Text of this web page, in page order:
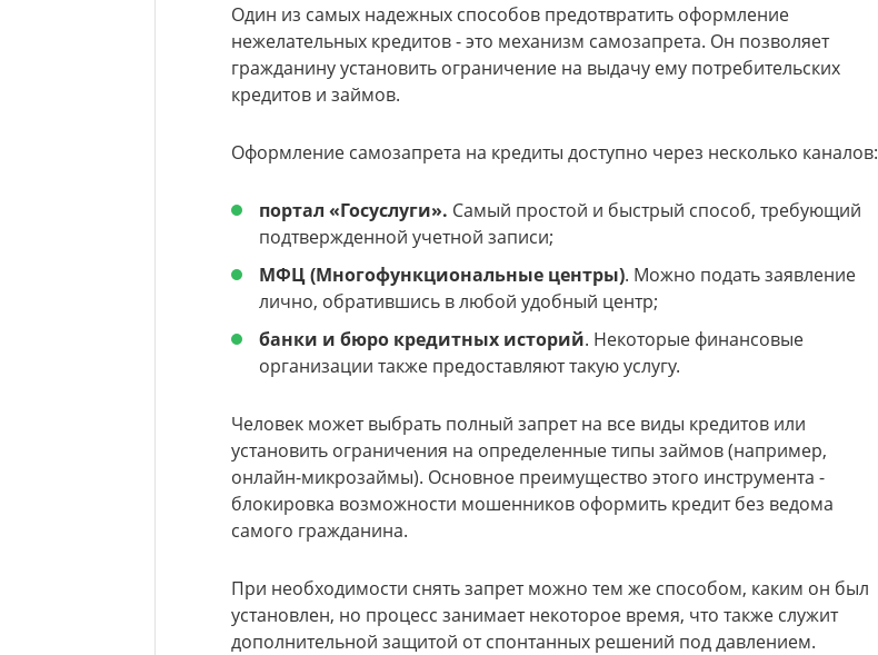
Один из самых надежных способов предотвратить оформление
нежелательных кредитов - это механизм самозапрета. Он позволяет
гражданину установить ограничение на выдачу ему потребительских
кредитов и займов.
Оформление самозапрета на кредиты доступно через несколько каналов:
портал «Госуслуги». Самый простой и быстрый способ, требующий
подтвержденной учетной записи;
МФЦ (Многофункциональные центры). Можно подать заявление
лично, обратившись в любой удобный центр;
банки и бюро кредитных историй. Некоторые финансовые
организации также предоставляют такую услугу.
Человек может выбрать полный запрет на все виды кредитов или
установить ограничения на определенные типы займов (например,
онлайн-микрозаймы). Основное преимущество этого инструмента -
блокировка возможности мошенников оформить кредит без ведома
самого гражданина.
При необходимости снять запрет можно тем же способом, каким он был
установлен, но процесс занимает некоторое время, что также служит
дополнительной защитой от спонтанных решений под давлением.